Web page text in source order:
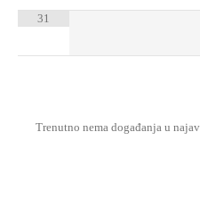
31
Trenutno nema događanja u